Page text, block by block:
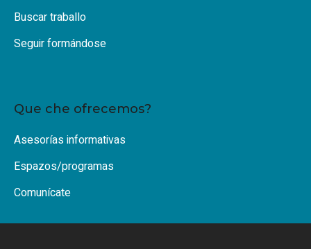
Buscar traballo
Seguir formándose
Que che ofrecemos?
Asesorías informativas
Espazos/programas
Comunícate